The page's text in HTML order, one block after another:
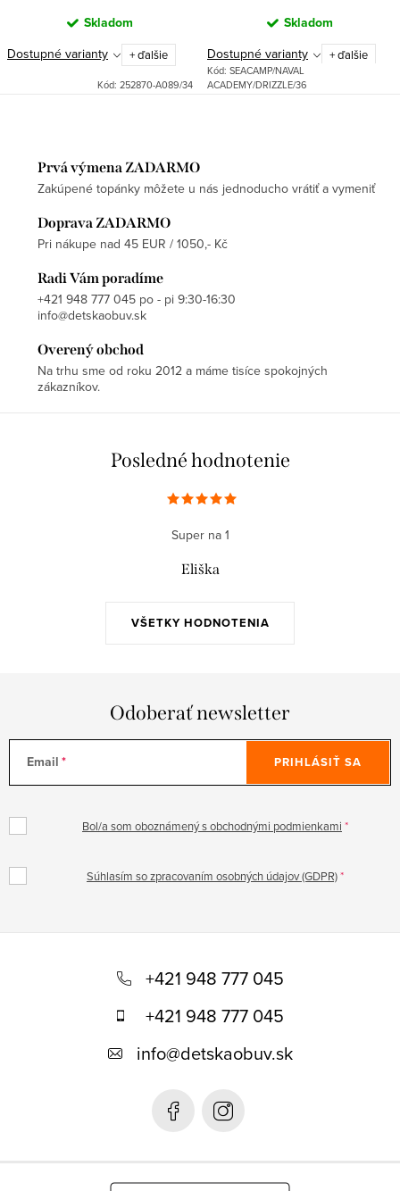
Skladom
Dostupné varianty + ďalšie
Kód: 252870-A089/34
Skladom
Dostupné varianty + ďalšie
Kód: SEACAMP/NAVAL
ACADEMY/DRIZZLE/36
Prvá výmena ZADARMO
Zakúpené topánky môžete u nás jednoducho vrátiť a vymeniť
Doprava ZADARMO
Pri nákupe nad 45 EUR / 1050,- Kč
Radi Vám poradíme
+421 948 777 045 po - pi 9:30-16:30
info@detskaobuv.sk
Overený obchod
Na trhu sme od roku 2012 a máme tisíce spokojných
zákazníkov.
Posledné hodnotenie
VŠETKY HODNOTENIA
Super na 1
Eliška
Odoberať newsletter
Email
Bol/a som oboznámený s obchodnými podmienkami
Súhlasím so zpracovaním osobných údajov (GDPR)
PRIHLÁSIŤ SA
+421 948 777 045
+421 948 777 045
info@detskaobuv.sk